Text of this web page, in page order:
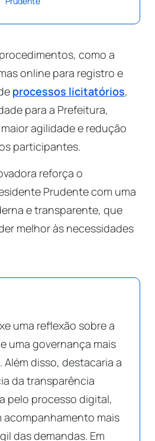
como a
online para registro e
processos licitatórios,
para a Prefeitura,
agilidade e redução
participantes.
reforça o
Prudente com uma
e transparente, que
melhor às necessidades
uma reflexão sobre a
uma governança mais
Além disso, destacaria a
da transparência
pelo processo digital,
acompanhamento mais
das demandas. Em